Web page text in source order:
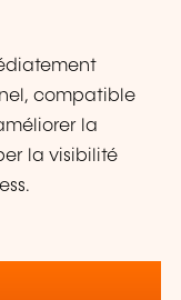
compatible
la
la visibilité